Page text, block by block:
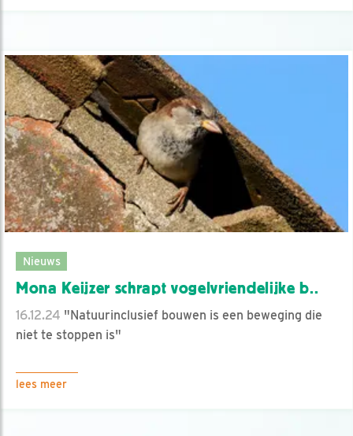
Nieuws
Mona Keijzer schrapt vogelvriendelijke b..
16.12.24 "Natuurinclusief bouwen is een beweging die
niet te stoppen is"
lees meer